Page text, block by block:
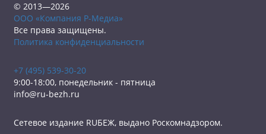
© 2013—2026
ООО «Компания Р-Медиа»
Все права защищены.
Политика конфиденциальности
+7 (495) 539-30-20
9:00-18:00, понедельник - пятница
info@ru-bezh.ru
Сетевое издание RUБЕЖ, выдано Роскомнадзором.